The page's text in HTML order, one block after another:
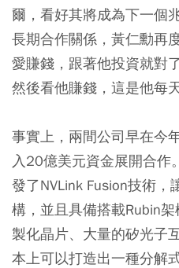
爾，看好其將成為下一個
長期合作關係，黃仁勳再
愛賺錢，跟著他投資就對
然後看他賺錢，這是他每
事實上，兩間公司早在今
入20億美元資金展開合作
發了NVLink Fusion技術
構，並且具備搭載Rubin
製化晶片、大量的矽光子
本上可以打造出一種分解